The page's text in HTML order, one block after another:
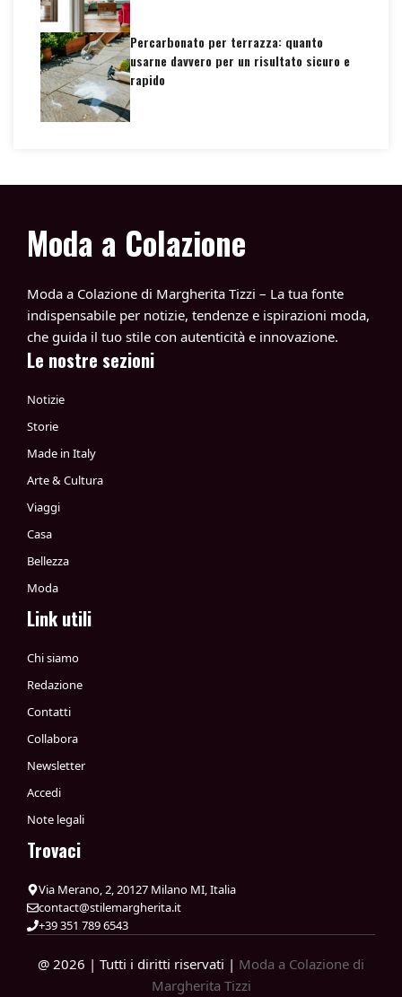
Percarbonato per terrazza: quanto
usarne davvero per un risultato sicuro e
rapido
Moda a Colazione
Moda a Colazione di Margherita Tizzi – La tua fonte
indispensabile per notizie, tendenze e ispirazioni moda,
che guida il tuo stile con autenticità e innovazione.
Le nostre sezioni
Notizie
Storie
Made in Italy
Arte & Cultura
Viaggi
Casa
Bellezza
Moda
Link utili
Chi siamo
Redazione
Contatti
Collabora
Newsletter
Accedi
Note legali
Trovaci
Via Merano, 2, 20127 Milano MI, Italia
contact@stilemargherita.it
+39 351 789 6543
@ 2026 | Tutti i diritti riservati | Moda a Colazione di
Margherita Tizzi